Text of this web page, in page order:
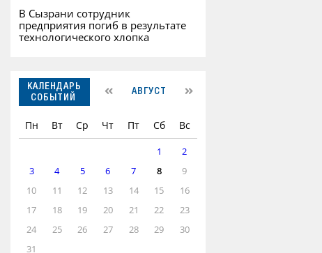
В Сызрани сотрудник
предприятия погиб в результате
технологического хлопка
КАЛЕНДАРЬ
СОБЫТИЙ
АВГУСТ
Пн Вт Ср Чт Пт Сб Вс
1
2
3
4 5 6 7 8
9
10
11 12 13 14 15
16
17
18 19 20 21 22
23
24
25 26 27 28 29
30
31